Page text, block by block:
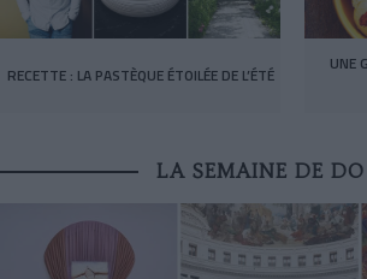
RECETTE : LA PASTÈQUE ÉTOILÉE DE L’ÉTÉ
UNE
LA SEMAINE DE